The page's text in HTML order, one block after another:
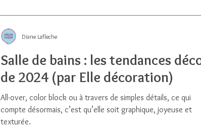
Salle de bains : les tendances
de 2024 (par Elle décoration)
All-over, color block ou à travers de simples détails, ce qui
compte désormais, c’est qu’elle soit graphique, joyeuse et
texturée.
Diane Lafleche